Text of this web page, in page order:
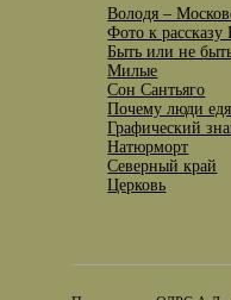
Володя –
Фото к
Быть или не
Милые
Сон Сантьяго
Почему люди
Графический
Натюрморт
Северный край
Церковь